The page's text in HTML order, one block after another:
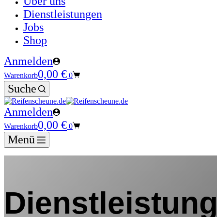
Dienstleistungen
Jobs
Shop
Anmelden
Warenkorb0,00 € 0
Suche
Anmelden
Warenkorb0,00 € 0
Menü